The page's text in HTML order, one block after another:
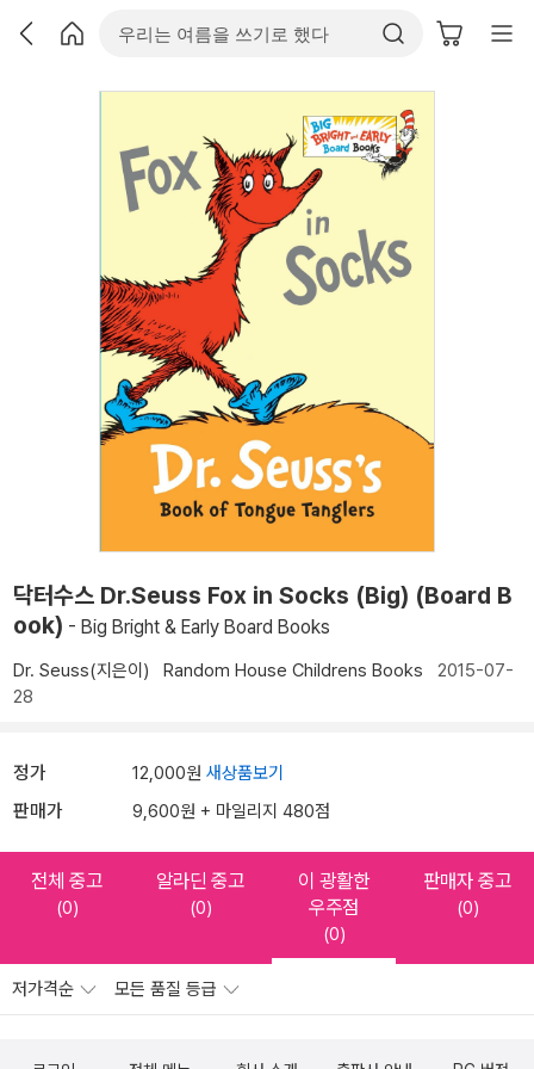
닥터수스 Dr.Seuss Fox in Socks (Big) (Board B
ook) - Big Bright & Early Board Books
Dr. Seuss(지은이) Random House Childrens Books 2015-07-
28
정가 12,000원 새상품보기
판매가 9,600원 + 마일리지 480점
전체 중고
(0)
알라딘 중고
(0)
이 광활한
우주점
(0)
판매자 중고
(0)
저가격순 모든 품질 등급